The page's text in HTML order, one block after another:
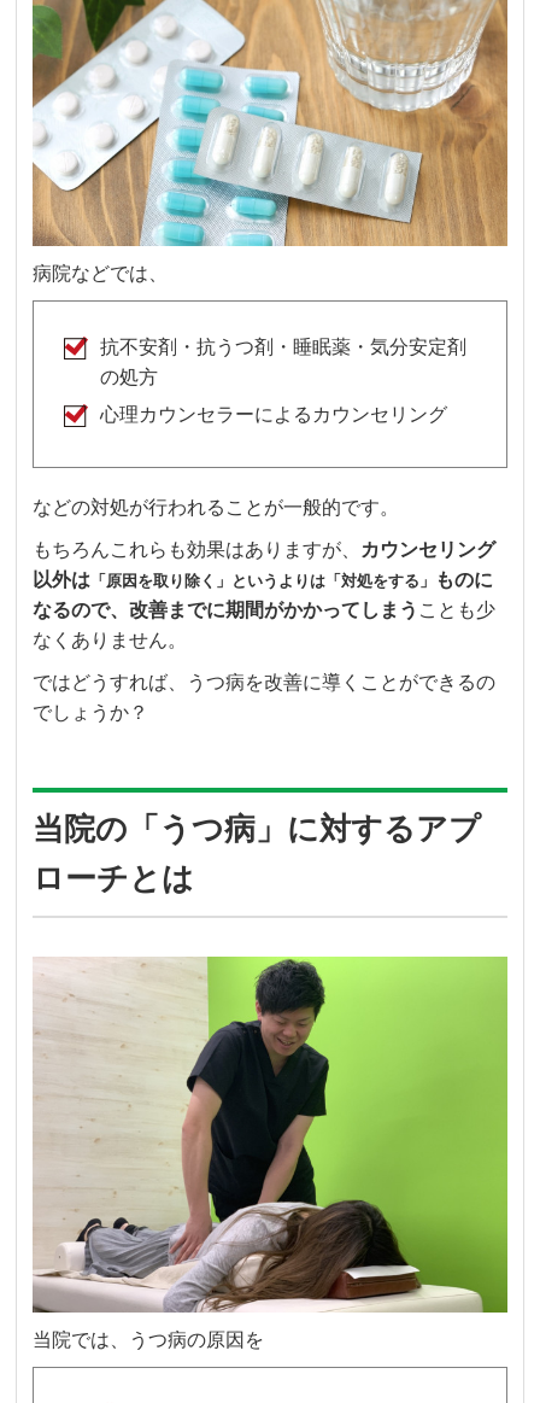
病院などでは、
抗不安剤・抗うつ剤・睡眠薬・気分安定剤
の処方
心理カウンセラーによるカウンセリング
などの対処が行われることが一般的です。
もちろんこれらも効果はありますが、
カウンセリング
以外は 「原因を取り除く」というよりは「対処をする」
ものに
なるので、改善までに期間がかかってしまう ことも少
なくありません。
ではどうすれば、うつ病を改善に導くことができるの
でしょうか？
当院の「うつ病」に対するアプ
ローチとは
当院では、うつ病の原因を